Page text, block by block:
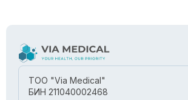
ТОО "Via Medical"
БИН 211040002468